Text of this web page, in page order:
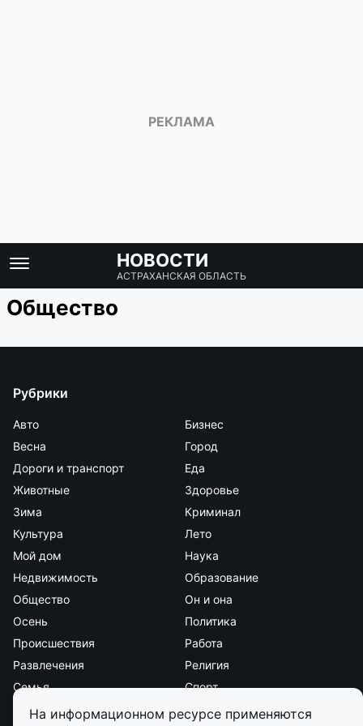
На информационном ресурсе применяются
НОВОСТИ
АСТРАХАНСКАЯ ОБЛАСТЬ
Общество
Рубрики
Авто
Бизнес
Весна
Город
Дороги и транспорт
Еда
Животные
Здоровье
Зима
Криминал
Культура
Лето
Мой дом
Наука
Недвижимость
Образование
Общество
Он и она
Осень
Политика
Происшествия
Работа
Развлечения
Религия
Семья
Спорт
Стиль и красота
Страна и мир